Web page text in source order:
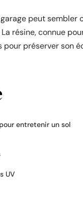
peut
résine, connue
pour préserver son
entretenir un sol
UV